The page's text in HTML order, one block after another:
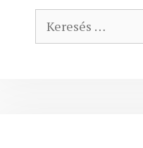
Keresés: